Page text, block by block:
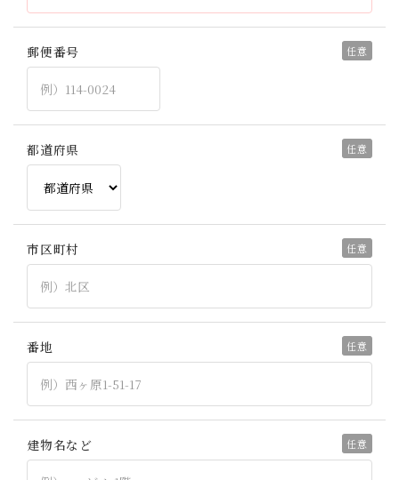
郵便番号
都道府県
市区町村
番地
建物名など